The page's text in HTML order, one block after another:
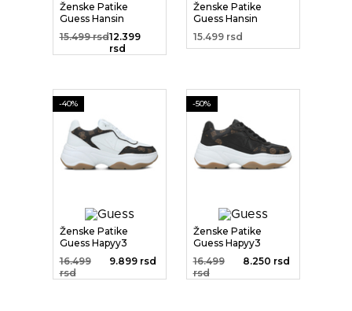
Ženske Patike
Guess Hansin
15.499 rsd12.399
rsd
Ženske Patike
Guess Hansin
15.499 rsd
Ženske Patike
Guess Hapyy3
16.499
rsd
9.899 rsd
-40%
Ženske Patike
Guess Hapyy3
16.499
rsd
8.250 rsd
-50%